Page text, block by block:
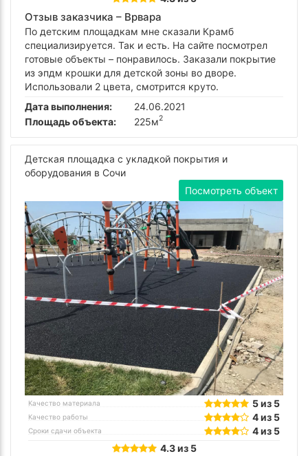
Отзыв заказчика – Врвара
По детским площадкам мне сказали Крамб
специализируется. Так и есть. На сайте посмотрел
готовые объекты – понравилось. Заказали покрытие
из эпдм крошки для детской зоны во дворе.
Использовали 2 цвета, смотрится круто.
Дата выполнения:
24.06.2021
Площадь объекта:
225м2
Детская площадка с укладкой покрытия и
оборудования в Сочи
Посмотреть объект
Качество материала 5 из 5
Качество работы 4 из 5
Сроки сдачи объекта
4 из 5
4.3 из 5